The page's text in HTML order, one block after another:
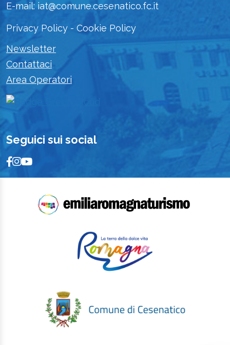
E-mail: iat@comune.cesenatico.fc.it
Privacy Policy - Cookie Policy
Newsletter
Contattaci
Area Operatori
Seguici sui social